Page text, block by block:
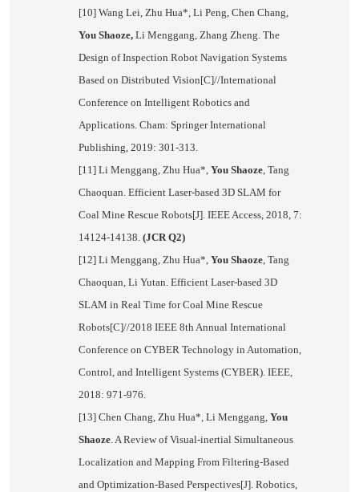
[10] Wang Lei, Zhu Hua*, Li Peng, Chen Chang,
You Shaoze,Li Menggang, Zhang Zheng. The
Design of Inspection Robot Navigation Systems
Based on Distributed Vision[C]//International
Conference on Intelligent Robotics and
Applications. Cham: Springer International
Publishing, 2019: 301-313.
[11] Li Menggang, Zhu Hua*, You Shaoze, Tang
Chaoquan. Efficient Laser-based 3D SLAM for
Coal Mine Rescue Robots[J]. IEEE Access, 2018, 7:
14124-14138. (JCR Q2)
[12] Li Menggang, Zhu Hua*, You Shaoze, Tang
Chaoquan, Li Yutan. Efficient Laser-based 3D
SLAM in Real Time for Coal Mine Rescue
Robots[C]//2018 IEEE 8th Annual International
Conference on CYBER Technology in Automation,
Control, and Intelligent Systems (CYBER). IEEE,
2018: 971-976.
[13] Chen Chang, Zhu Hua*, Li Menggang, You
Shaoze. A Review of Visual-inertial Simultaneous
Localization and Mapping From Filtering-Based
and Optimization-Based Perspectives[J]. Robotics,